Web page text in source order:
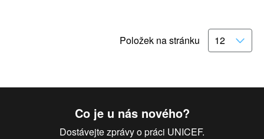
Položek na stránku
Co je u nás nového?
Dostávejte zprávy o práci UNICEF.